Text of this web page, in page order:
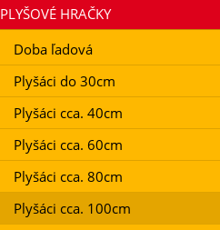
PLYŠOVÉ HRAČKY
Doba ľadová
Plyšáci do 30cm
Plyšáci cca. 40cm
Plyšáci cca. 60cm
Plyšáci cca. 80cm
Plyšáci cca. 100cm